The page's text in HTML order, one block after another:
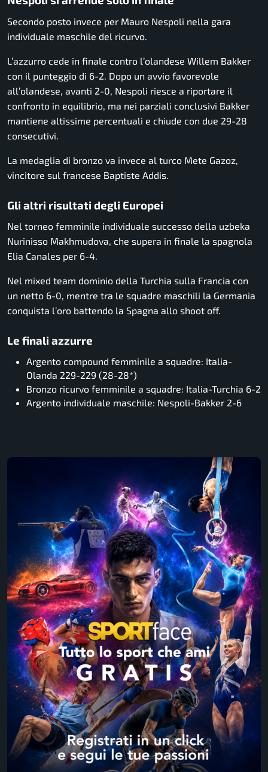
Secondo posto invece per Mauro Nespoli nella gara
individuale maschile del ricurvo.
L’azzurro cede in finale contro l’olandese Willem Bakker
con il punteggio di 6-2. Dopo un avvio favorevole
all’olandese, avanti 2-0, Nespoli riesce a riportare il
confronto in equilibrio, ma nei parziali conclusivi Bakker
mantiene altissime percentuali e chiude con due 29-28
consecutivi.
La medaglia di bronzo va invece al turco Mete Gazoz
vincitore sul francese Baptiste Addis
Gli altri risultati degli Europei
Nel torneo femminile individuale successo della uzbeka
Nurinisso Makhmudova, che supera in finale la spagnola
Elia Canales per 6-4.
Nel mixed team dominio della Turchia sulla Francia con
un netto 6-0, mentre tra le squadre maschili la Germania
conquista l’oro battendo la Spagna allo shoot off.
Le finali azzurre
Argento compound femminile a squadre: Italia-
Olanda 229-229 (28-28*)
Bronzo ricurvo femminile a squadre: Italia-Turchia 6-2
Argento individuale maschile: Nespoli-Bakker 2-6